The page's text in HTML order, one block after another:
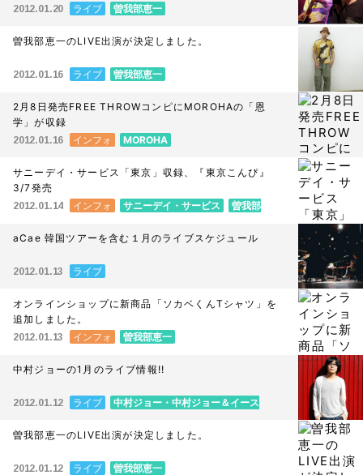
2012.01.20 ライブ 曽我部恵一
曽我部恵一のLIVE出演が決定しました。
2012.01.16 ライブ 曽我部恵一
2月8日発売FREE THROWコンピにMOROHAの「恩
学」が収録
2012.01.16 インフォ MOROHA
サニーデイ・サービス「東京」収録、『東京こんぴ』
3/7発売
2012.01.14 インフォ サニーデイ・サービス
曽我部
aCae 韓国ツアーを含む１月のライブスケジュール
2012.01.13 ライブ
オンラインショップに新商品「ソカベくんTシャツ」を
追加しました。
2012.01.13 インフォ 曽我部恵一
中村ジョーの1月のライブ情報!!
2012.01.12 ライブ
中村ジョー・中村ジョー＆イース
曽我部恵一のLIVE出演が決定しました。
2012.01.12 ライブ 曽我部恵一